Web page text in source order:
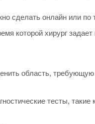
сделать онлайн или по
которой хирург
область,
тесты,